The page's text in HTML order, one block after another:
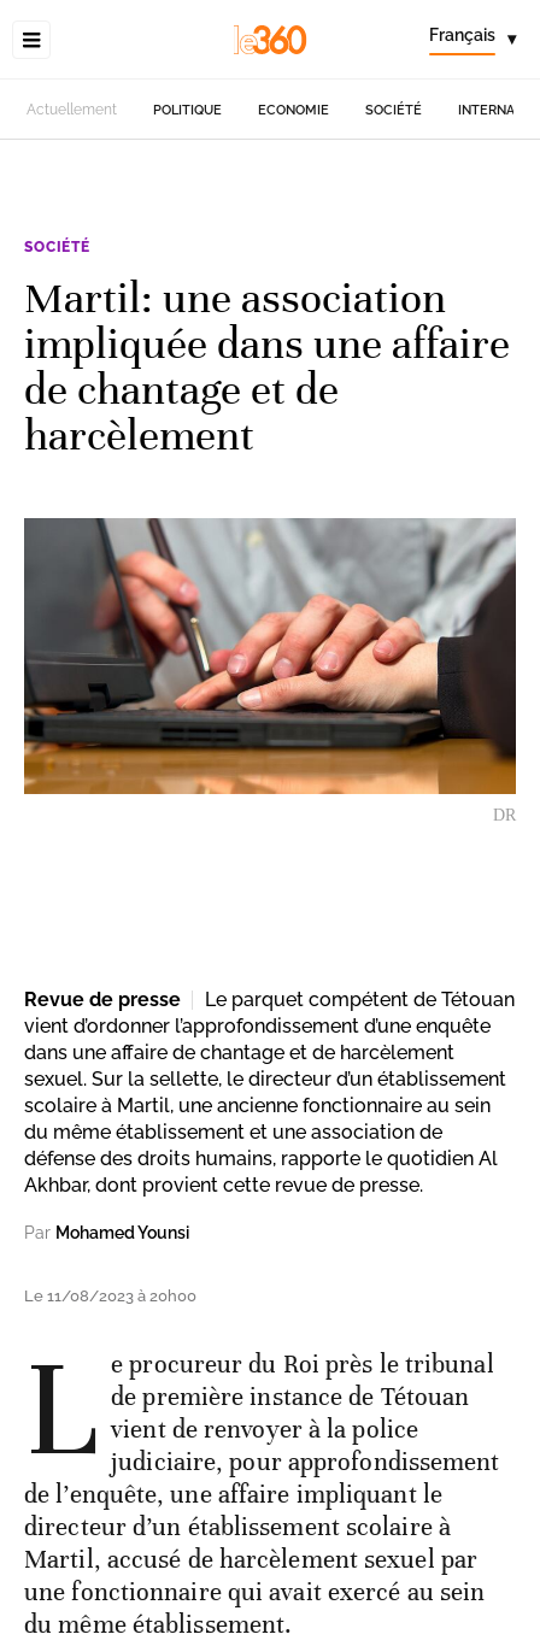
Français ▾
Actuellement POLITIQUE ECONOMIE SOCIÉTÉ
SOCIÉTÉ
Martil: une association
impliquée dans une affaire
de chantage et de
harcèlement
DR
Revue de presse
Le parquet compétent de Tétouan
vient d’ordonner l’approfondissement d’une enquête
dans une affaire de chantage et de harcèlement
sexuel. Sur la sellette, le directeur d’un établissement
scolaire à Martil, une ancienne fonctionnaire au sein
du même établissement et une association de
défense des droits humains, rapporte le quotidien Al
Akhbar, dont provient cette revue de presse.
Par Mohamed Younsi
Le 11/08/2023 à 20h00
L e procureur du Roi près le tribunal
de première instance de Tétouan
vient de renvoyer à la police
judiciaire, pour approfondissement
de l’enquête, une affaire impliquant le
directeur d’un établissement scolaire à
Martil, accusé de harcèlement sexuel par
une fonctionnaire qui avait exercé au sein
du même établissement.